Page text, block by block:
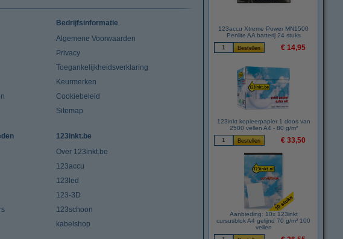
123accu Xtreme Power MN1500
Penlite AA batterij 24 stuks
€ 14,95
123inkt kopieerpapier 1 doos van
2500 vellen A4 - 80 g/m²
€ 33,50
Aanbieding: 10x 123inkt
cursusblok A4 gelijnd 70 g/m² 100
vellen
Bedrijfsinformatie
Algemene Voorwaarden
Privacy
Toegankelijkheidsverklaring
Keurmerken
Cookiebeleid
Sitemap
123inkt.be
Over 123inkt.be
123accu
123led
123-3D
123schoon
kabelshop